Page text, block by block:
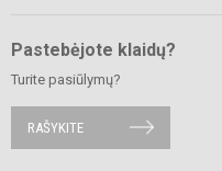
Pastebėjote klaidų?
Turite pasiūlymų?
RAŠYKITE